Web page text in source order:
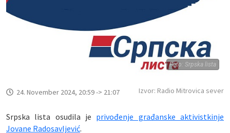
Foto: Srpska lista
24. November 2024, 20:59 -> 21:07 Izvor: Radio Mitrovica sever
Srpska lista osudila je privođenje građanske aktivistkinje
Jovane Radosavljević.